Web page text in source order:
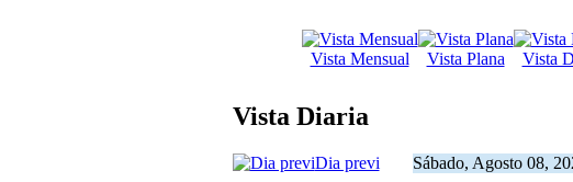
Vista Mensual Vista Plana Vista
Vista Diaria
Dia previ Sábado, Agosto 08,